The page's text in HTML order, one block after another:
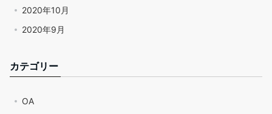
2020年10月
2020年9月
カテゴリー
OA